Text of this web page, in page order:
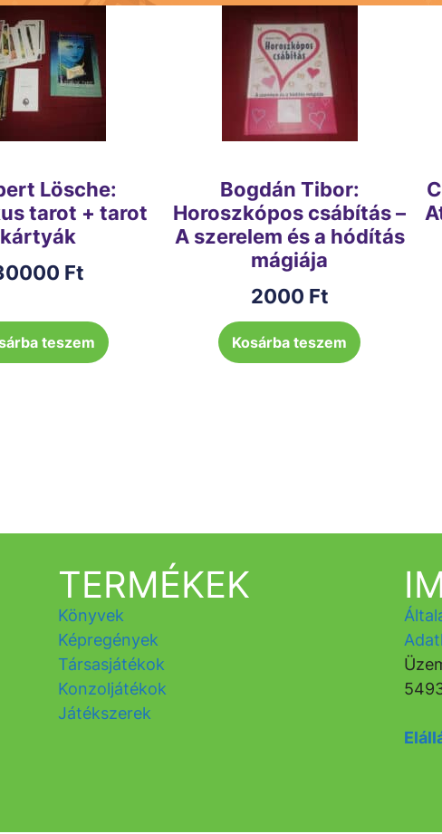
Lösche:
tarot + tarot
kártyák
Ft
teszem
Bogdán Tibor:
Horoszkópos csábítás –
A szerelem és a hódítás
mágiája
2000 Ft
Kosárba teszem
TERMÉKEK
Könyvek
Képregények
Társasjátékok
Konzoljátékok
Játékszerek